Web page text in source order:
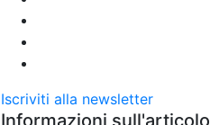
Iscriviti alla newsletter
Informazioni sull'articolo